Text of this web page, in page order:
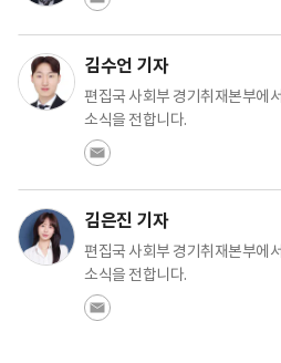
김수언 기자
편집국 사회부 경기취재본부에
소식을 전합니다.
김은진 기자
편집국 사회부 경기취재본부에
소식을 전합니다.